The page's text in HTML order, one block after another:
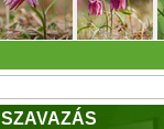
SZAVAZÁS